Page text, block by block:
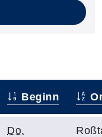
Beginn
Do.